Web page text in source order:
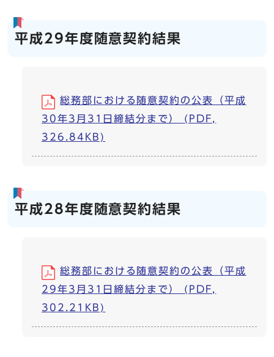
平成29年度随意契約結果
総務部における随意契約の公表（平成
30年3月31日締結分まで） (PDF,
326.84KB)
平成28年度随意契約結果
総務部における随意契約の公表（平成
29年3月31日締結分まで） (PDF,
302.21KB)